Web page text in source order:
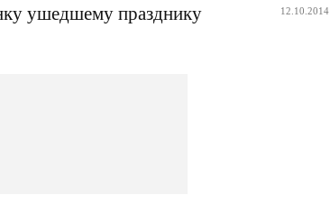
ушедшему празднику 12.10.2014